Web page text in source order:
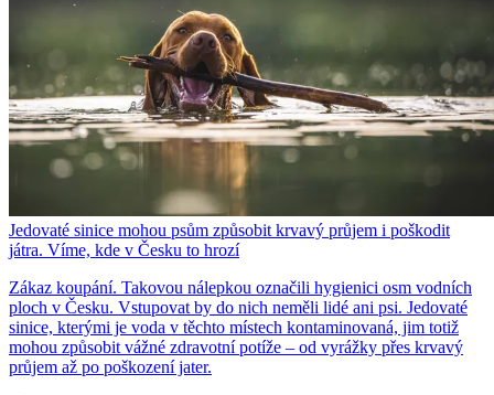
Jedovaté sinice mohou psům způsobit krvavý průjem i poškodit
játra. Víme, kde v Česku to hrozí
Zákaz koupání. Takovou nálepkou označili hygienici osm vodních
ploch v Česku. Vstupovat by do nich neměli lidé ani psi. Jedovaté
sinice, kterými je voda v těchto místech kontaminovaná, jim totiž
mohou způsobit vážné zdravotní potíže – od vyrážky přes krvavý
průjem až po poškození jater.